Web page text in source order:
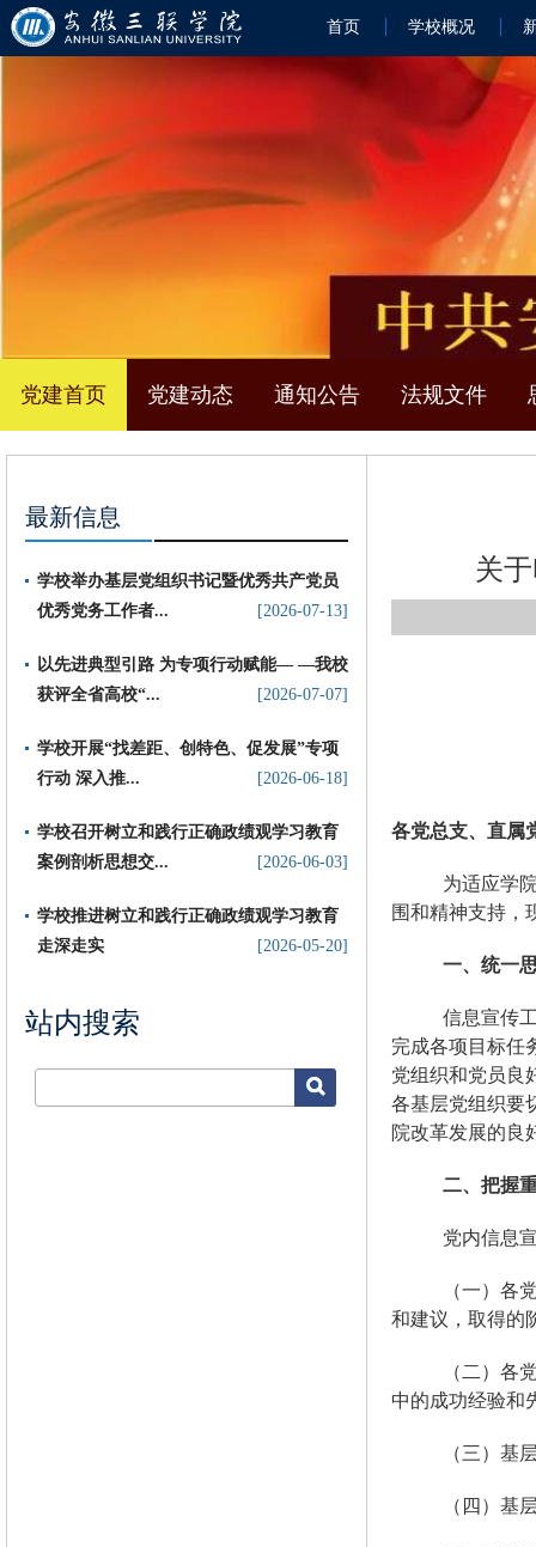
首页 学校概况
党建首页 党建动态 通知公告 法规文件
最新信息
学校举办基层党组织书记暨优秀共产党员
优秀党务工作者...
[2026-07-13]
以先进典型引路 为专项行动赋能— —我校
获评全省高校“...
[2026-07-07]
​学校开展“找差距、创特色、促发展”专项
行动 深入推...
[2026-06-18]
学校召开树立和践行正确政绩观学习教育
案例剖析思想交...
[2026-06-03]
学校推进树立和践行正确政绩观学习教育
走深走实
[2026-05-20]
站内搜索
关
各党总支、直属
为适应学
围和精神支持，
一、统一
信息宣传
完成各项目标任
党组织和党员良
各基层党组织要
院改革发展的良
二、把握
党内信息
（一）各
和建议，取得的
（二）各
中的成功经验和
（三）基
（四）基